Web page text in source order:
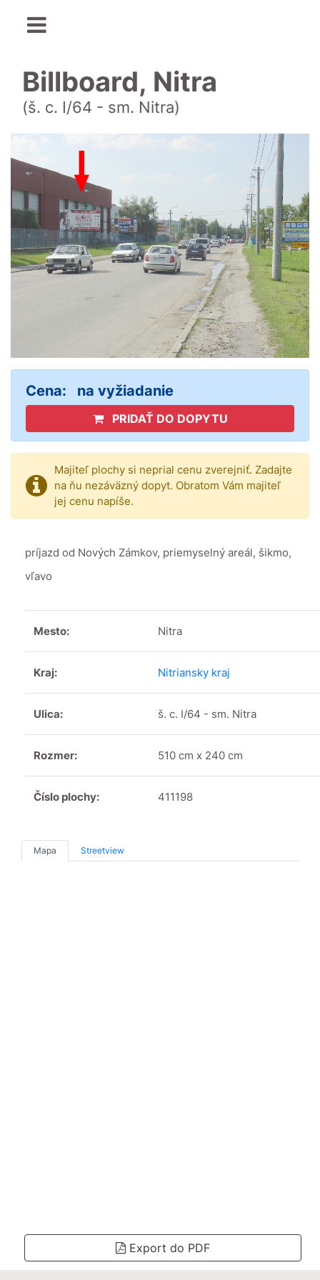
Billboard, Nitra
(š. c. I/64 - sm. Nitra)
Cena: na vyžiadanie
PRIDAŤ DO DOPYTU
Majiteľ plochy si neprial cenu zverejniť. Zadajte
na ňu nezáväzný dopyt. Obratom Vám majiteľ
jej cenu napíše.
príjazd od Nových Zámkov, priemyselný areál, šikmo,
vľavo
Mesto: Nitra
Kraj: Nitriansky kraj
Ulica: š. c. I/64 - sm. Nitra
Rozmer: 510 cm x 240 cm
Číslo plochy: 411198
Mapa Streetview
Export do PDF